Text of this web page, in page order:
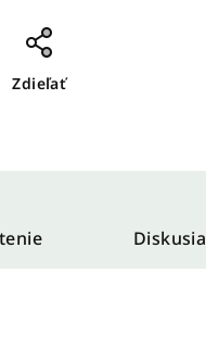
Zdieľať
Diskusia